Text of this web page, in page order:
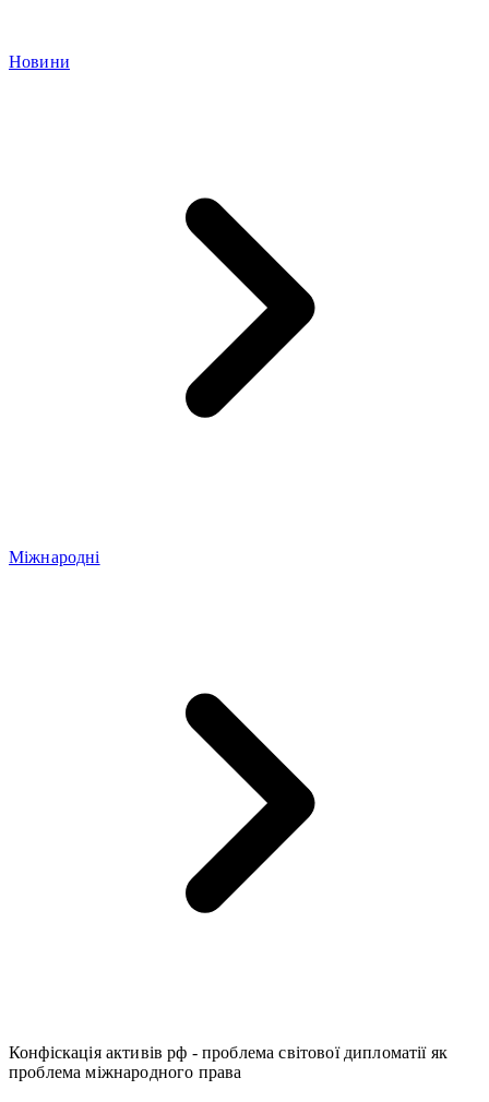
Новини
Міжнародні
Конфіскація активів рф - проблема світової дипломатії як
проблема міжнародного права